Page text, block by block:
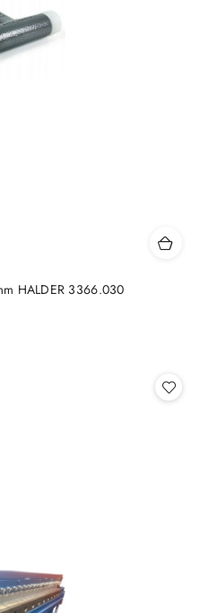
HALDER 3366.030